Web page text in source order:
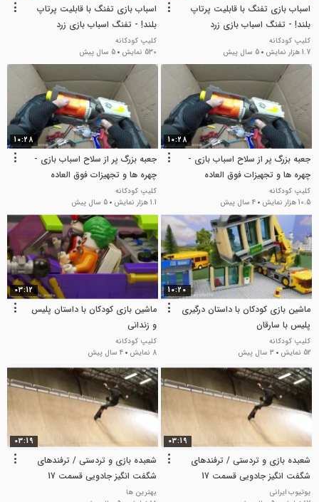
اسباب بازی تفنگ با قابلیت پرتاپ
بلند! - تفنگ اسباب بازی زرد
کلیپ کودکانه
1.7 هزار نمایش
5 سال پیش
اسباب بازی تفنگ با قابلیت پرتاپ
بلند! - تفنگ اسباب بازی زرد
کلیپ کودکانه
530 نمایش
5 سال پیش
10:28
جعبه بزرگ پر از سلاح اسباب بازی -
چهره ها و تجهیزات فوق العاده
ابرقهرمانی
کلیپ کودکانه
10.5 هزار نمایش
4 سال پیش
10:28
جعبه بزرگ پر از سلاح اسباب بازی -
چهره ها و تجهیزات فوق العاده
ابرقهرمانی
کلیپ کودکانه
1.1 هزار نمایش
5 سال پیش
10:20
ماشین بازی کودکان با داستان درگیری
پلیس با سارقان
کلیپ کودکانه
52 نمایش
3 سال پیش
03:12
ماشین بازی کودکان با داستان پلیس
و زندانی
کلیپ کودکانه
8 نمایش
4 سال پیش
03:19
شعبده بازی و تردستی / ترفندهای
شگفت انگیز جادویی قسمت 17
یوتیوب ایرانی
03:19
شعبده بازی و تردستی / ترفندهای
شگفت انگیز جادویی قسمت 17
بهترین ها